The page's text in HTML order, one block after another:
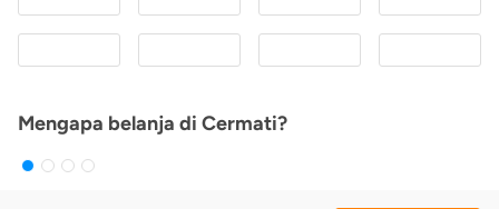
Mengapa belanja di Cermati?